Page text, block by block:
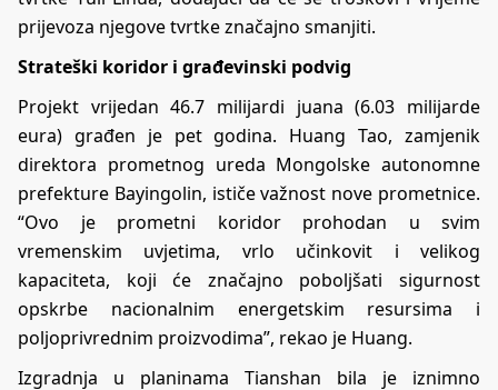
prijevoza njegove tvrtke značajno smanjiti.
Strateški koridor i građevinski podvig
Projekt vrijedan 46.7 milijardi juana (6.03 milijarde
eura) građen je pet godina. Huang Tao, zamjenik
direktora prometnog ureda Mongolske autonomne
prefekture Bayingolin, ističe važnost nove prometnice.
“Ovo je prometni koridor prohodan u svim
vremenskim uvjetima, vrlo učinkovit i velikog
kapaciteta, koji će značajno poboljšati sigurnost
opskrbe nacionalnim energetskim resursima i
poljoprivrednim proizvodima”, rekao je Huang.
Izgradnja u planinama Tianshan bila je iznimno